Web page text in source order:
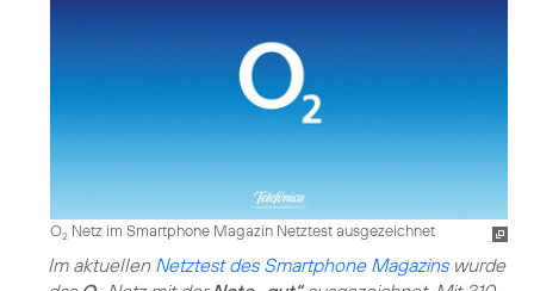
O2 Netz im Smartphone Magazin Netztest ausgezeichnet
Im aktuellen Netztest des Smartphone Magazinswurde